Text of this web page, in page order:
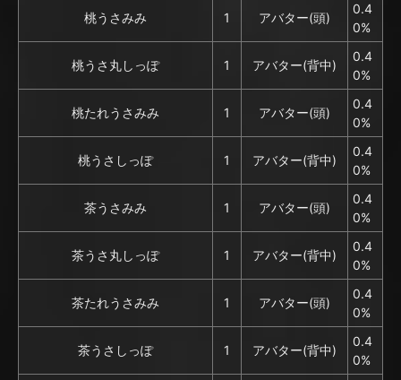
桃うさみみ 1 アバター(頭)
0.4
0%
桃うさ丸しっぽ 1 アバター(背中)
0.4
0%
桃たれうさみみ 1 アバター(頭)
0.4
0%
桃うさしっぽ 1 アバター(背中)
0.4
0%
茶うさみみ 1 アバター(頭)
0.4
0%
茶うさ丸しっぽ 1 アバター(背中)
0.4
0%
茶たれうさみみ 1 アバター(頭)
0.4
0%
茶うさしっぽ 1 アバター(背中)
0.4
0%